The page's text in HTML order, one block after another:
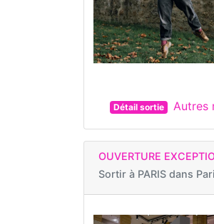
Détail sortie Autres
OUVERTURE
Sortir à PARIS dans